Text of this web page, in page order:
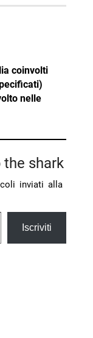
coinvolti
nelle
the shark
inviati alla
Iscriviti